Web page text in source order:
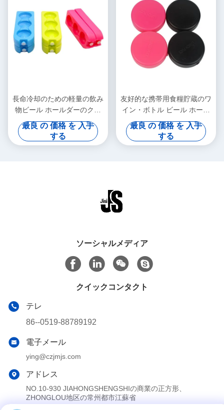
長命冷却のための軽量の飲み
物ビール ホールダーのクー
ラーの貯蔵の皿
最良 の 価格 を 入手
する
友好的な携帯用食糧貯蔵のワ
イン・ボトル ビール ホール
ダーのクーラー アイス・キ
ューブEco
最良 の 価格 を 入手
する
ソーシャルメディア
クイックコンタクト
テレ
86--0519-88789192
電子メール
ying@czjmjs.com
アドレス
NO.10-930 JIAHONGSHENGSHIの商業の正方形、
ZHONGLOU地区の常州都市江蘇省